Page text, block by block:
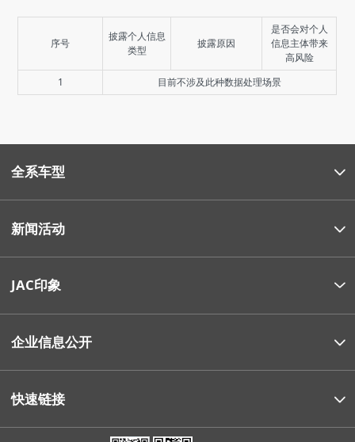
序号
披露个人信息
类型
披露原因
是否会对个人
信息主体带来
高风险
1
目前不涉及此种数据处理场景
全系车型
新闻活动
JAC印象
企业信息公开
快速链接